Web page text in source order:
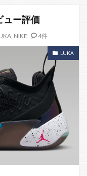
ュー評価
, NIKE 4件
LUKA